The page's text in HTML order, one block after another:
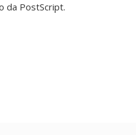
da PostScript.